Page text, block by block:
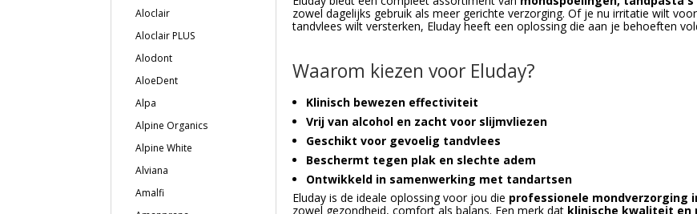
Aloclair
Aloclair PLUS
Alodont
AloeDent
Alpa
Alpine Organics
Alpine White
Alviana
Amalfi
zowel dagelijks gebruik als meer gerichte verzorging. Of je nu irritatie wilt
tandvlees wilt versterken, Eluday heeft een oplossing die aan je behoeften
Waarom kiezen voor Eluday?
Klinisch bewezen effectiviteit
Vrij van alcohol en zacht voor slijmvliezen
Geschikt voor gevoelig tandvlees
Beschermt tegen plak en slechte adem
Ontwikkeld in samenwerking met tandartsen
Eluday is de ideale oplossing voor jou die professionele mondverzorging
zowel gezondheid, comfort als balans. Een merk dat klinische kwaliteit en